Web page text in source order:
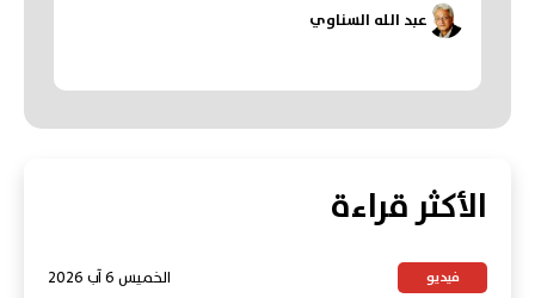
عبد الله السناوي
الأكثر قراءة
فيديو الخميس 6 آب 2026